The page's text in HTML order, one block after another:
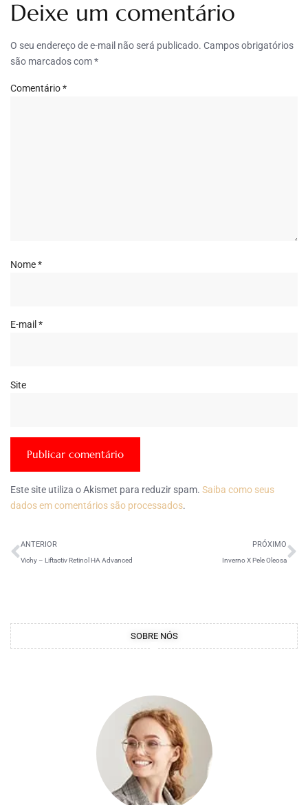
Deixe um comentário
O seu endereço de e-mail não será publicado. Campos obrigatórios
são marcados com*
Comentário*
Nome*
E-mail *
Site
Este site utiliza o Akismet para reduzir spam. Saiba como seus
dados em comentários são processados.
ANTERIOR
Vichy – Liftactiv Retinol HA Advanced
PRÓXIMO
Inverno X Pele Oleosa
SOBRE NÓS